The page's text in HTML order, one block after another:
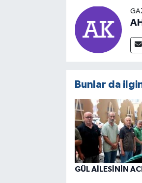
Bunlar da
GÜL AİLESİNİN